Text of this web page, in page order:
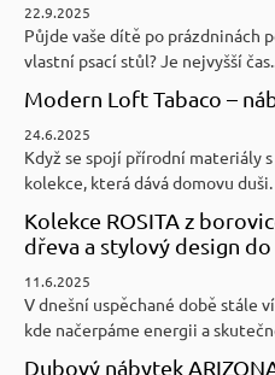
22.9.2025
Půjde vaše dítě po prázdninách
vlastní psací stůl? Je nejvyšší
Modern Loft Tabaco –
24.6.2025
Když se spojí přírodní materiály
kolekce, která dává domovu duši.
Kolekce ROSITA z
dřeva a stylový design
11.6.2025
V dnešní uspěchané době stále
kde načerpáme energii a
Dubový nábytek